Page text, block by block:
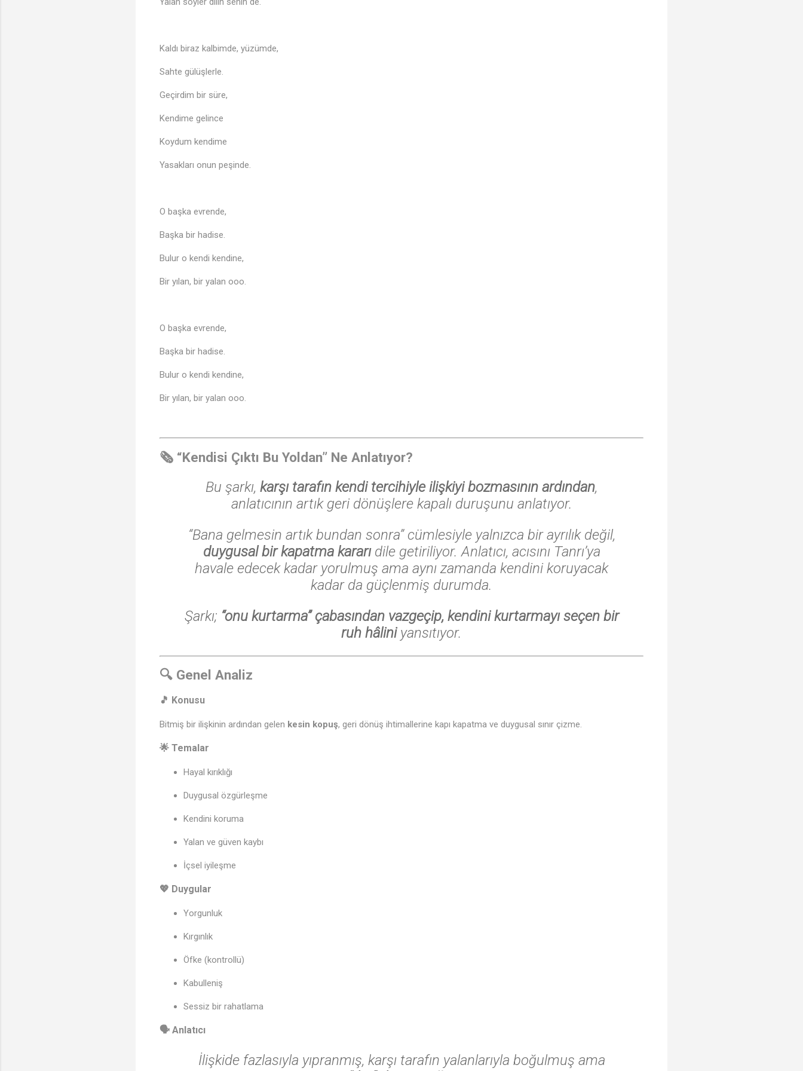
Kaldı biraz kalbimde, yüzümde,
Sahte gülüşlerle.
Geçirdim bir süre,
Kendime gelince
Koydum kendime
Yasakları onun peşinde.
O başka evrende,
Başka bir hadise.
Bulur o kendi kendine,
Bir yılan, bir yalan ooo.
O başka evrende,
Başka bir hadise.
Bulur o kendi kendine,
Bir yılan, bir yalan ooo.
🗞️ “Kendisi Çıktı Bu Yoldan” Ne Anlatıyor?
Bu şarkı, karşı tarafın kendi tercihiyle ilişkiyi bozmasının ardından,
anlatıcının artık geri dönüşlere kapalı duruşunu anlatıyor.
“Bana gelmesin artık bundan sonra” cümlesiyle yalnızca bir ayrılık değil,
duygusal bir kapatma kararıdile getiriliyor. Anlatıcı, acısını Tanrı’ya
havale edecek kadar yorulmuş ama aynı zamanda kendini koruyacak
kadar da güçlenmiş durumda.
Şarkı; “onu kurtarma” çabasından vazgeçip, kendini kurtarmayı seçen bir
ruh hâliniyansıtıyor.
🔍 Genel Analiz
🎵 Konusu
Bitmiş bir ilişkinin ardından gelen kesin kopuş, geri dönüş ihtimallerine kapı kapatma ve duygusal sınır çizme.
🌟 Temalar
Hayal kırıklığı
Duygusal özgürleşme
Kendini koruma
Yalan ve güven kaybı
İçsel iyileşme
💖 Duygular
Yorgunluk
Kırgınlık
Öfke (kontrollü)
Kabulleniş
Sessiz bir rahatlama
🗣️ Anlatıcı
İlişkide fazlasıyla yıpranmış, karşı tarafın yalanlarıyla boğulmuş ama
♬
♬